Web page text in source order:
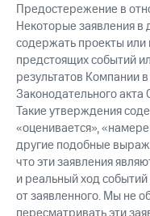
Предостережение в
Некоторые заявления в
содержать проекты
предстоящих событий
результатов Компании
Законодательного
Такие утверждения
«оценивается»,
другие подобные
что эти заявления
и реальный ход событий
от заявленного. Мы не